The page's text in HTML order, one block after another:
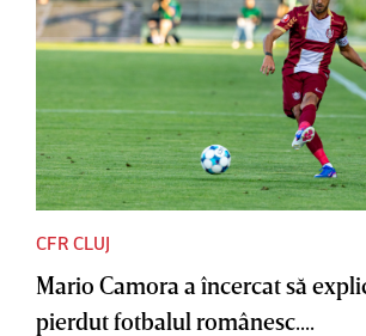
CFR CLUJ
Mario Camora a încercat să
pierdut fotbalul românesc....